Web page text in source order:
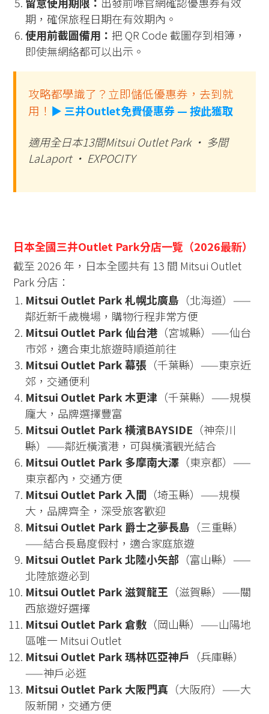
期，確保旅程日期在有效期內。
使用前截圖備用：把 QR Code 截圖存到相簿，
即使無網絡都可以出示。
攻略都學識了？立即儲低優惠券，去到就
用！ ▶ 三井Outlet免費優惠券 — 按此獲取
適用全日本13間Mitsui Outlet Park · 多間
LaLaport · EXPOCITY
日本全國三井Outlet Park分店一覽（2026最新）
截至 2026 年，日本全國共有 13 間 Mitsui Outlet
Park 分店：
Mitsui Outlet Park 札幌北廣島 （北海道）——
鄰近新千歲機場，購物行程非常方便
Mitsui Outlet Park 仙台港 （宮城縣）——仙台
市郊，適合東北旅遊時順道前往
Mitsui Outlet Park 幕張 （千葉縣）——東京近
郊，交通便利
Mitsui Outlet Park 木更津 （千葉縣）——規模
龐大，品牌選擇豐富
Mitsui Outlet Park 橫濱BAYSIDE （神奈川
縣）——鄰近橫濱港，可與橫濱觀光結合
Mitsui Outlet Park 多摩南大澤 （東京都）——
東京都內，交通方便
Mitsui Outlet Park 入間 （埼玉縣）——規模
大，品牌齊全，深受旅客歡迎
Mitsui Outlet Park 爵士之夢長島 （三重縣）
——結合長島度假村，適合家庭旅遊
Mitsui Outlet Park 北陸小矢部 （富山縣）——
北陸旅遊必到
Mitsui Outlet Park 滋賀龍王 （滋賀縣）——關
西旅遊好選擇
Mitsui Outlet Park 倉敷 （岡山縣）——山陽地
區唯一 Mitsui Outlet
Mitsui Outlet Park 瑪林匹亞神戶 （兵庫縣）
——神戶必逛
Mitsui Outlet Park 大阪門真 （大阪府）——大
阪新開，交通方便